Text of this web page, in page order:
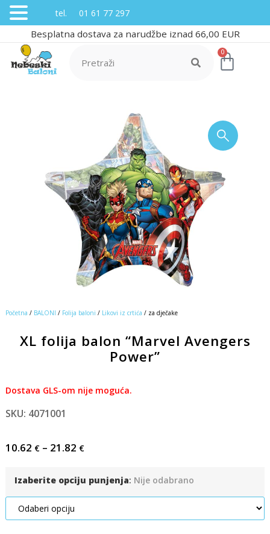
Besplatna dostava za narudžbe iznad 66,00 EUR
0
Početna / BALONI / Folija baloni / Likovi iz crtića / za dječake
XL folija balon “Marvel Avengers
Power”
Dostava GLS-om nije moguća.
SKU: 4071001
10.62 €– 21.82 €
Izaberite opciju punjenja: Nije odabrano
tel. 01 61 77 297